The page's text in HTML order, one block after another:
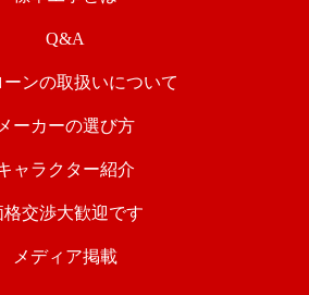
Q&A
ンの取扱いについて
メーカーの選び方
ャラクター紹介
格交渉大歓迎です
メディア掲載